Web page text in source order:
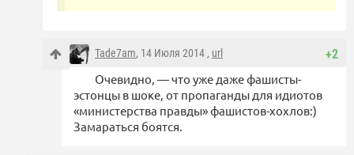
+2
Tade7am, 14 Июля 2014 , url
Очевидно, — что уже даже фашисты-
эстонцы в шоке, от пропаганды для идиотов
«министерства правды» фашистов-хохлов:)
Замараться боятся.